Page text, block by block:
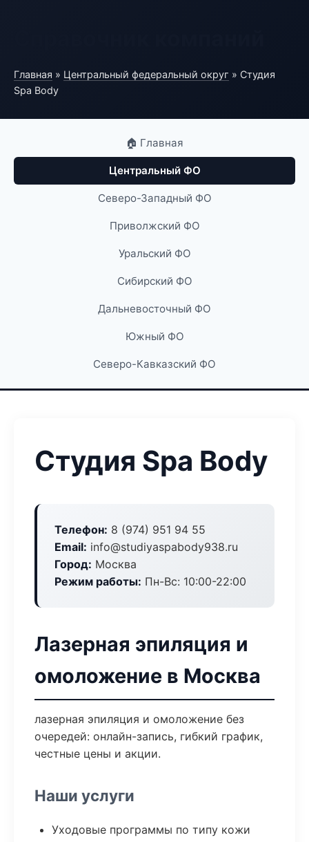
Главная » Центральный федеральный округ » Студия
Spa Body
🏠 Главная
Центральный ФО
Северо-Западный ФО
Приволжский ФО
Уральский ФО
Сибирский ФО
Дальневосточный ФО
Южный ФО
Северо-Кавказский ФО
Студия Spa Body
Телефон: 8 (974) 951 94 55
Email: info@studiyaspabody938.ru
Город: Москва
Режим работы: Пн-Вс: 10:00-22:00
Лазерная эпиляция и
омоложение в Москва
лазерная эпиляция и омоложение без
очередей: онлайн-запись, гибкий график,
честные цены и акции.
Наши услуги
Уходовые программы по типу кожи